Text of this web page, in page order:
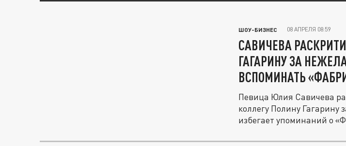
ШОУ-БИЗНЕС 08 АПРЕЛЯ 08:59
САВИЧЕВА
ГАГАРИНУ ЗА
ВСПОМИНАТЬ
Певица Юлия Савичева
коллегу Полину Гагарину
избегает упоминаний о